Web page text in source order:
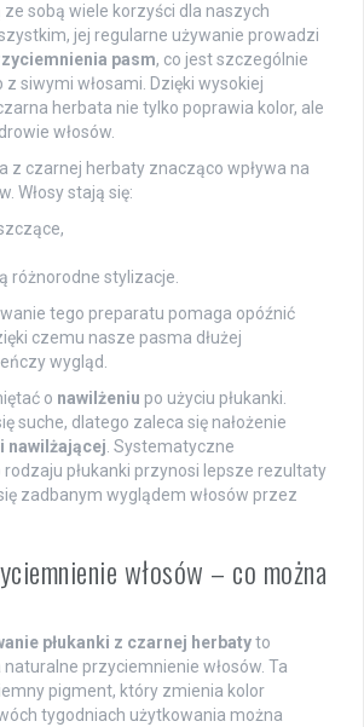
sobą wiele korzyści dla naszych
jej regularne używanie prowadzi
pasm, co jest szczególnie
siwymi włosami. Dzięki wysokiej
herbata nie tylko poprawia kolor, ale
włosów.
z czarnej herbaty znacząco wpływa na
Włosy stają się:
różnorodne stylizacje.
tego preparatu pomaga opóźnić
czemu nasze pasma dłużej
wygląd.
o nawilżeniu po użyciu płukanki.
suche, dlatego zaleca się nałożenie
nawilżającej. Systematyczne
płukanki przynosi lepsze rezultaty
zadbanym wyglądem włosów przez
włosów – co można
płukanki z czarnej herbatyto
przyciemnienie włosów. Ta
pigment, który zmienia kolor
tygodniach użytkowania można